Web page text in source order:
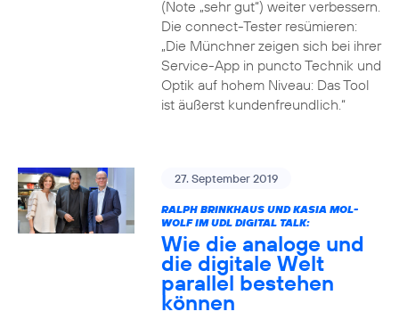
(Note „sehr gut“) weiter verbessern.
Die connect-Tester resümieren:
„Die Münchner zeigen sich bei ihrer
Service-App in puncto Technik und
Optik auf hohem Niveau: Das Tool
ist äußerst kundenfreundlich.“
27. September 2019
RALPH BRINKHAUS UND KASIA MOL-
WOLF IM UDL DIGITAL TALK:
Wie die analoge und
die digitale Welt
parallel bestehen
können